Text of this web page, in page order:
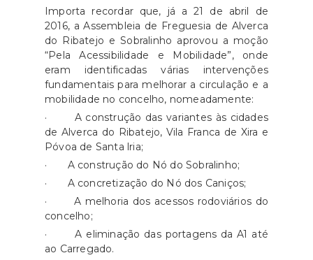
Importa recordar que, já a 21 de abril de
2016, a Assembleia de Freguesia de Alverca
do Ribatejo e Sobralinho aprovou a moção
“Pela Acessibilidade e Mobilidade”, onde
eram identificadas várias intervenções
fundamentais para melhorar a circulação e a
mobilidade no concelho, nomeadamente:
· A construção das variantes às cidades
de Alverca do Ribatejo, Vila Franca de Xira e
Póvoa de Santa lria;
· A construção do Nó do Sobralinho;
· A concretização do Nó dos Caniços;
· A melhoria dos acessos rodoviários do
concelho;
· A eliminação das portagens da A1 até
ao Carregado.